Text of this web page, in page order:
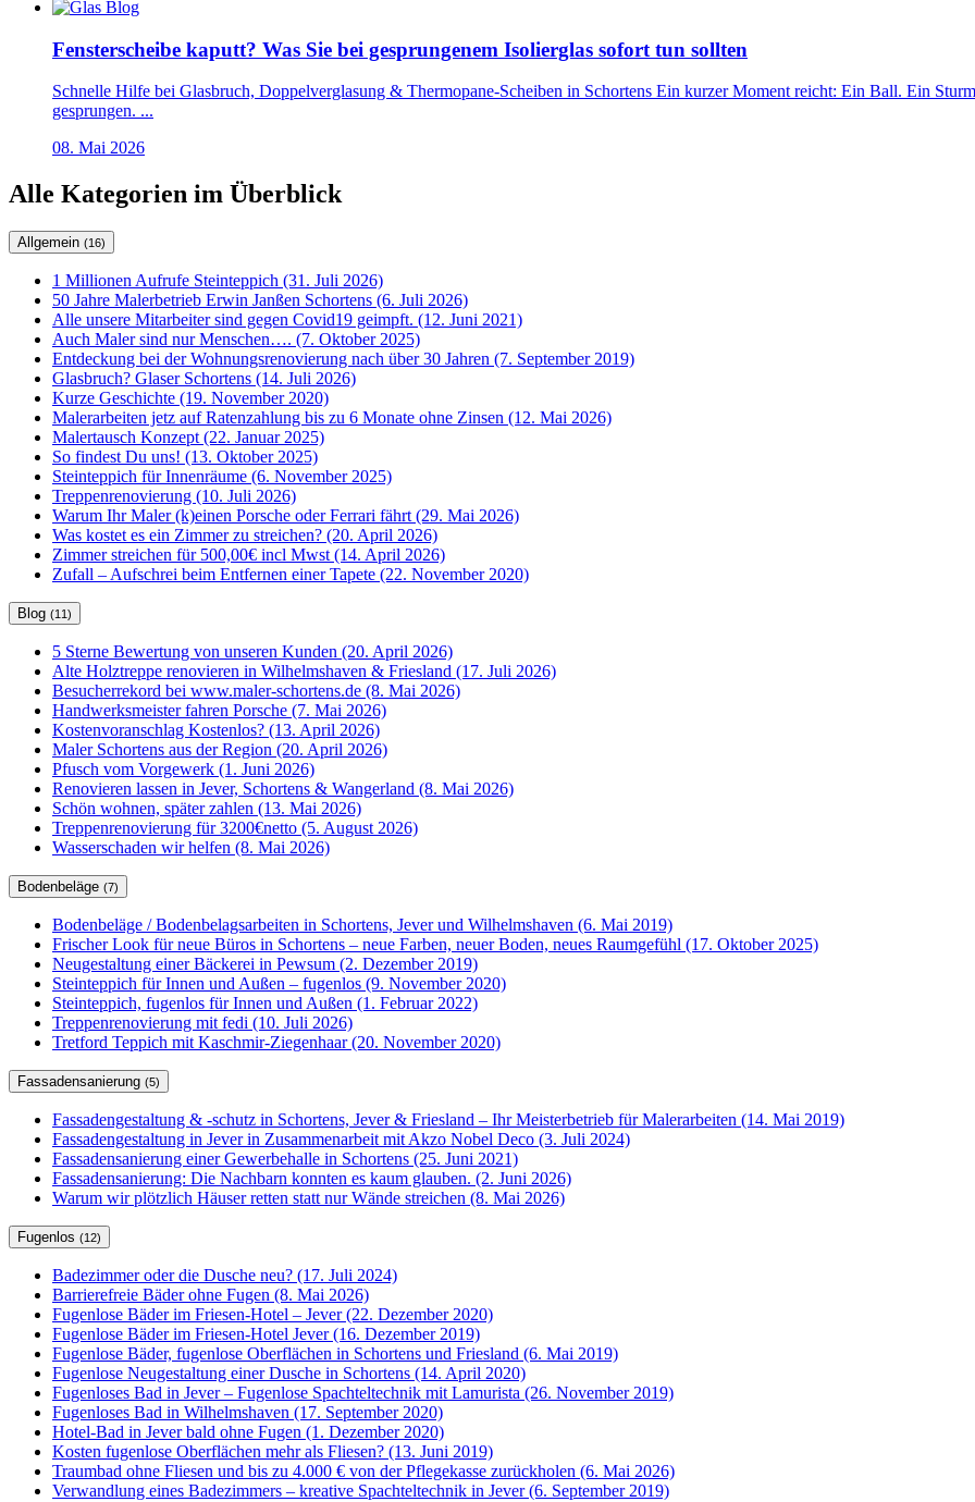
Fensterscheibe kaputt? Was Sie bei gesprungenem Isolierglas sofort tun sollten
Schnelle Hilfe bei Glasbruch, Doppelverglasung & Thermopane-Scheiben in Schortens Ein kurzer Moment reicht: Ein Ball. Ein
gesprungen. ...
08. Mai 2026
Alle Kategorien im Überblick
Allgemein (16)
1 Millionen Aufrufe Steinteppich (31. Juli 2026)
50 Jahre Malerbetrieb Erwin Janßen Schortens (6. Juli 2026)
Alle unsere Mitarbeiter sind gegen Covid19 geimpft. (12. Juni 2021)
Auch Maler sind nur Menschen…. (7. Oktober 2025)
Entdeckung bei der Wohnungsrenovierung nach über 30 Jahren (7. September 2019)
Glasbruch? Glaser Schortens (14. Juli 2026)
Kurze Geschichte (19. November 2020)
Malerarbeiten jetz auf Ratenzahlung bis zu 6 Monate ohne Zinsen (12. Mai 2026)
Malertausch Konzept (22. Januar 2025)
So findest Du uns! (13. Oktober 2025)
Steinteppich für Innenräume (6. November 2025)
Treppenrenovierung (10. Juli 2026)
Warum Ihr Maler (k)einen Porsche oder Ferrari fährt (29. Mai 2026)
Was kostet es ein Zimmer zu streichen? (20. April 2026)
Zimmer streichen für 500,00€ incl Mwst (14. April 2026)
Zufall – Aufschrei beim Entfernen einer Tapete (22. November 2020)
Blog (11)
5 Sterne Bewertung von unseren Kunden (20. April 2026)
Alte Holztreppe renovieren in Wilhelmshaven & Friesland (17. Juli 2026)
Besucherrekord bei www.maler-schortens.de (8. Mai 2026)
Handwerksmeister fahren Porsche (7. Mai 2026)
Kostenvoranschlag Kostenlos? (13. April 2026)
Maler Schortens aus der Region (20. April 2026)
Pfusch vom Vorgewerk (1. Juni 2026)
Renovieren lassen in Jever, Schortens & Wangerland (8. Mai 2026)
Schön wohnen, später zahlen (13. Mai 2026)
Treppenrenovierung für 3200€netto (5. August 2026)
Wasserschaden wir helfen (8. Mai 2026)
Bodenbeläge (7)
Bodenbeläge / Bodenbelagsarbeiten in Schortens, Jever und Wilhelmshaven (6. Mai 2019)
Frischer Look für neue Büros in Schortens – neue Farben, neuer Boden, neues Raumgefühl (17. Oktober 2025)
Neugestaltung einer Bäckerei in Pewsum (2. Dezember 2019)
Steinteppich für Innen und Außen – fugenlos (9. November 2020)
Steinteppich, fugenlos für Innen und Außen (1. Februar 2022)
Treppenrenovierung mit fedi (10. Juli 2026)
Tretford Teppich mit Kaschmir-Ziegenhaar (20. November 2020)
Fassadensanierung (5)
Fassadengestaltung & -schutz in Schortens, Jever & Friesland – Ihr Meisterbetrieb für Malerarbeiten (14. Mai 2019)
Fassadengestaltung in Jever in Zusammenarbeit mit Akzo Nobel Deco (3. Juli 2024)
Fassadensanierung einer Gewerbehalle in Schortens (25. Juni 2021)
Fassadensanierung: Die Nachbarn konnten es kaum glauben. (2. Juni 2026)
Warum wir plötzlich Häuser retten statt nur Wände streichen (8. Mai 2026)
Fugenlos (12)
Badezimmer oder die Dusche neu? (17. Juli 2024)
Barrierefreie Bäder ohne Fugen (8. Mai 2026)
Fugenlose Bäder im Friesen-Hotel – Jever (22. Dezember 2020)
Fugenlose Bäder im Friesen-Hotel Jever (16. Dezember 2019)
Fugenlose Bäder, fugenlose Oberflächen in Schortens und Friesland (6. Mai 2019)
Fugenlose Neugestaltung einer Dusche in Schortens (14. April 2020)
Fugenloses Bad in Jever – Fugenlose Spachteltechnik mit Lamurista (26. November 2019)
Fugenloses Bad in Wilhelmshaven (17. September 2020)
Hotel-Bad in Jever bald ohne Fugen (1. Dezember 2020)
Kosten fugenlose Oberflächen mehr als Fliesen? (13. Juni 2019)
Traumbad ohne Fliesen und bis zu 4.000 € von der Pflegekasse zurückholen (6. Mai 2026)
Verwandlung eines Badezimmers – kreative Spachteltechnik in Jever (6. September 2019)